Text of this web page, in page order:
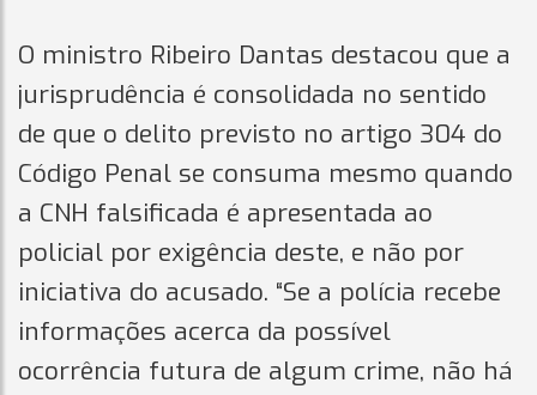
O ministro Ribeiro Dantas destacou que a
jurisprudência é consolidada no sentido
de que o delito previsto no artigo 304 do
Código Penal se consuma mesmo quando
a CNH falsificada é apresentada ao
policial por exigência deste, e não por
iniciativa do acusado. “Se a polícia recebe
informações acerca da possível
ocorrência futura de algum crime, não há